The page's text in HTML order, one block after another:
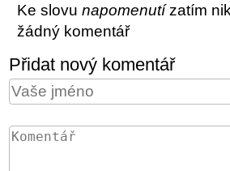
Ke slovunapomenutízatím
žádný komentář
Přidat nový komentář